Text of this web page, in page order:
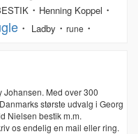
・ Henning Koppel ・
・ Ladby ・ rune ・
Johansen. Med over 300
største udvalg i Georg
Nielsen bestik m.m.
os endelig en mail eller ring.